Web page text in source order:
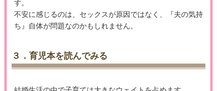
す。
不安に感じるのは、セックスが原因ではなく、『夫の気持
ち』自体が問題なのかもしれません。
３．育児本を読んでみる